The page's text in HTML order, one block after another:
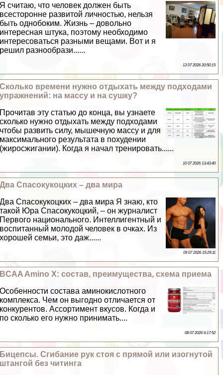
Я считаю, что человек должен быть
всесторонне развитой личностью, нельзя
быть однобоким. Жизнь – довольно
интересная штука, поэтому необходимо
интересоваться разными вещами. Вот и я
решил разнообрази......
13 07 2026 20:50:15
Сколько времени нужно отдыхать между подходами
упражнений: на массу и на сушку?
Прочитав эту статью до конца, вы узнаете
сколько нужно отдыхать между подходами
чтобы развить силу, мышечную массу и для
максимального результата в похудении
(жиросжигании). Когда я начал тренировать......
10 07 2026 13:43:40
Два Спасокукоцких – два мира
Два Спасокукоцких – два мира Я знаю, кто
такой Юра Спасокукоцкий, – он журналист
Первого национального. Интеллигентный и
воспитанный молодой человек в очках. Из
хорошей семьи, это даж......
09 07 2026 15:29:11
BCAA Amino X: состав, преимущества, схема приема
Особенности состава аминокислотного
комплекса. Чем он выгодно отличается от
конкурентов. Ассортимент вкусов. Когда и
по сколько его нужно принимать....
08 07 2026 6:17:52
Бицепсы. Сгибание рук стоя с прямой или изогнутой
штангой без читинга